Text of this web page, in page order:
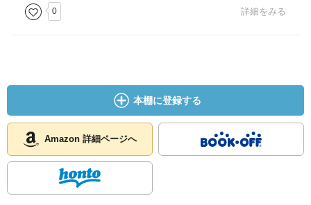
0 詳細をみる
本棚に登録する
Amazon 詳細ページへ